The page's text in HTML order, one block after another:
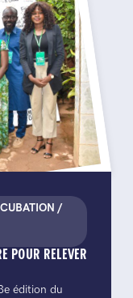
/
POUR RELEVER
édition du